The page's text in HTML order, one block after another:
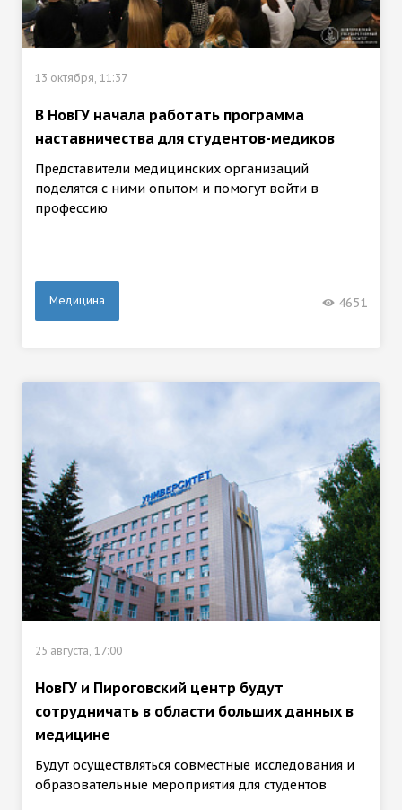
13 октября, 11:37
В НовГУ начала работать программа
наставничества для студентов-медиков
Представители медицинских организаций
поделятся с ними опытом и помогут войти в
профессию
Медицина 4651
25 августа, 17:00
НовГУ и Пироговский центр будут
сотрудничать в области больших данных в
медицине
Будут осуществляться совместные исследования и
образовательные мероприятия для студентов